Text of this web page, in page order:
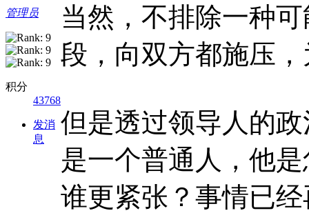
管理员
积分
43768
发消
息
当然，不排除一种
段，向双方都施压
但是透过领导人的
是一个普通人，他
谁更紧张？ 事情已